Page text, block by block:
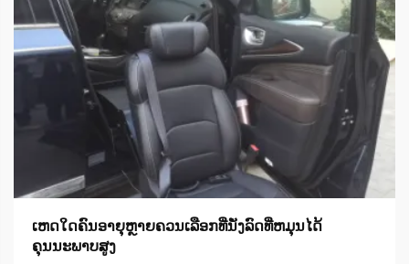
ເຫດໃດຄົນອາຍຸຫຼາຍຄວນເລືອກທີ່ນັ່ງລົດທີ່ຫມຸນໄດ້
ຄຸນນະພາບສູງ